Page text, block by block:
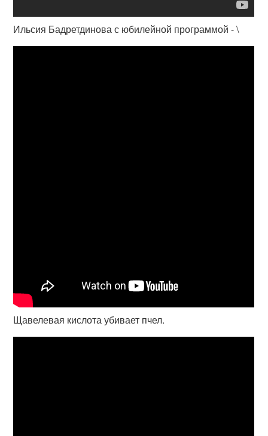
Ильсия Бадретдинова с юбилейной программой - \
Щавелевая кислота убивает пчел.